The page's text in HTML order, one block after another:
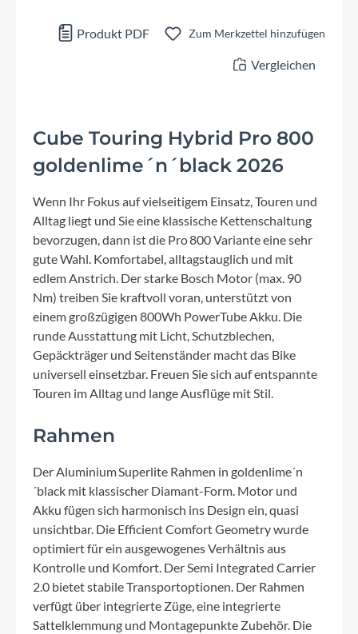
Produkt PDF Zum Merkzettel hinzufügen
Vergleichen
Cube Touring Hybrid Pro 800
goldenlime´n´black 2026
Wenn Ihr Fokus auf vielseitigem Einsatz, Touren und
Alltag liegt und Sie eine klassische Kettenschaltung
bevorzugen, dann ist die Pro 800 Variante eine sehr
gute Wahl. Komfortabel, alltagstauglich und mit
edlem Anstrich. Der starke Bosch Motor (max. 90
Nm) treiben Sie kraftvoll voran, unterstützt von
einem großzügigen 800Wh PowerTube Akku. Die
runde Ausstattung mit Licht, Schutzblechen,
Gepäckträger und Seitenständer macht das Bike
universell einsetzbar. Freuen Sie sich auf entspannte
Touren im Alltag und lange Ausflüge mit Stil.
Rahmen
Der Aluminium Superlite Rahmen in goldenlime´n
´black mit klassischer Diamant-Form. Motor und
Akku fügen sich harmonisch ins Design ein, quasi
unsichtbar. Die Efficient Comfort Geometry wurde
optimiert für ein ausgewogenes Verhältnis aus
Kontrolle und Komfort. Der Semi Integrated Carrier
2.0 bietet stabile Transportoptionen. Der Rahmen
verfügt über integrierte Züge, eine integrierte
Sattelklemmung und Montagepunkte Zubehör. Die